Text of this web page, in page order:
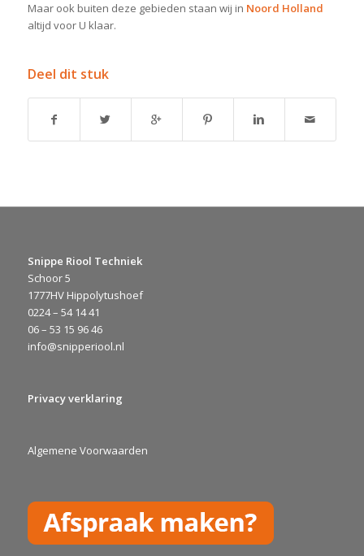
Maar ook buiten deze gebieden staan wij in Noord Holland
altijd voor U klaar.
Deel dit stuk
Snippe Riool Techniek
Schoor 5
1777HV Hippolytushoef
0224 – 54 14 41
06 – 53 15 96 46
info@snipperiool.nl
Privacy verklaring
Algemene Voorwaarden